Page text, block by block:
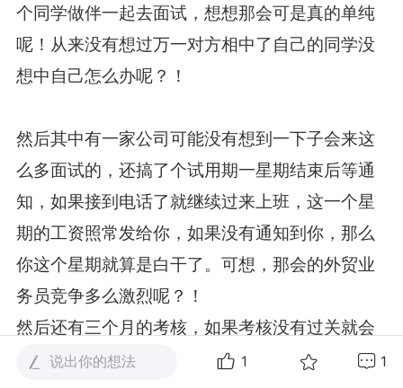
个同学做伴一起去面试，想想那会可是真的单纯
呢！从来没有想过万一对方相中了自己的同学没
想中自己怎么办呢？！
然后其中有一家公司可能没有想到一下子会来这
么多面试的，还搞了个试用期一星期结束后等通
知，如果接到电话了就继续过来上班，这一个星
期的工资照常发给你，如果没有通知到你，那么
你这个星期就算是白干了。可想，那会的外贸业
务员竞争多么激烈呢？！
然后还有三个月的考核，如果考核没有过关就会
被约到办公室谈话。那会一说被约谈就会格外的
说出你的想法 1 1